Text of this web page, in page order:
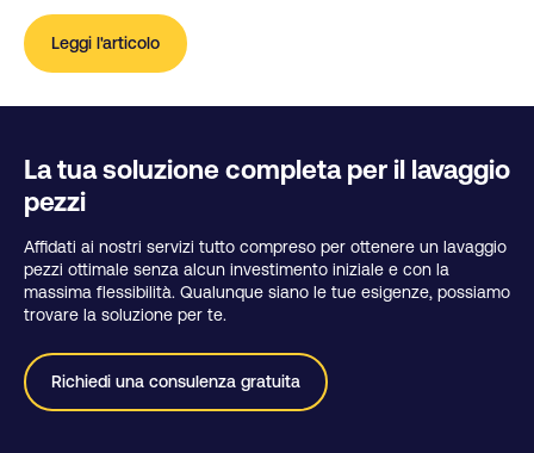
Leggi l'articolo
La tua soluzione completa per il lavaggio
pezzi
Affidati ai nostri servizi tutto compreso per ottenere un lavaggio
pezzi ottimale senza alcun investimento iniziale e con la
massima flessibilità. Qualunque siano le tue esigenze, possiamo
trovare la soluzione per te.
Richiedi una consulenza gratuita